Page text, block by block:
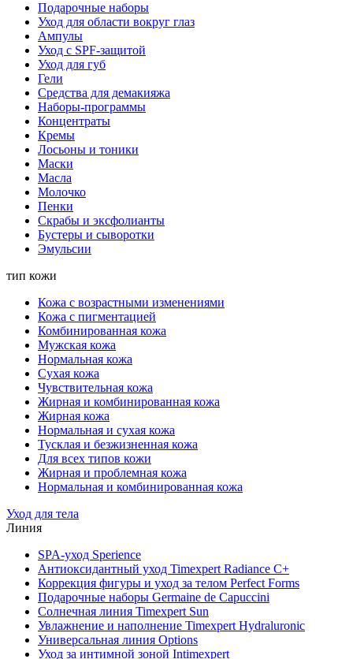
Подарочные наборы
Уход для области вокруг глаз
Ампулы
Уход с SPF-защитой
Уход для губ
Гели
Средства для демакияжа
Наборы-программы
Концентраты
Кремы
Лосьоны и тоники
Маски
Масла
Молочко
Пенки
Скрабы и эксфолианты
Бустеры и сыворотки
Эмульсии
тип кожи
Кожа с возрастными изменениями
Кожа с пигментацией
Комбинированная кожа
Мужская кожа
Нормальная кожа
Сухая кожа
Чувствительная кожа
Жирная и комбинированная кожа
Жирная кожа
Нормальная и сухая кожа
Тусклая и безжизненная кожа
Для всех типов кожи
Жирная и проблемная кожа
Нормальная и комбинированная кожа
Уход для тела
Линия
SPA-уход Sperience
Антиоксидантный уход Timexpert Radiance C+
Коррекция фигуры и уход за телом Perfect Forms
Подарочные наборы Germaine de Capuccini
Солнечная линия Timexpert Sun
Увлажнение и наполнение Timexpert Hydraluronic
Универсальная линия Options
Уход за интимной зоной Intimexpert